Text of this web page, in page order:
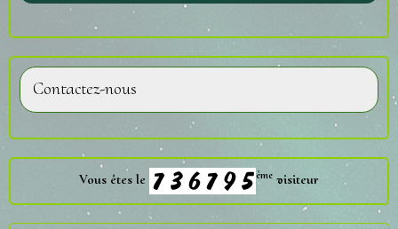
Contactez-nous
Vous êtes le ème visiteur